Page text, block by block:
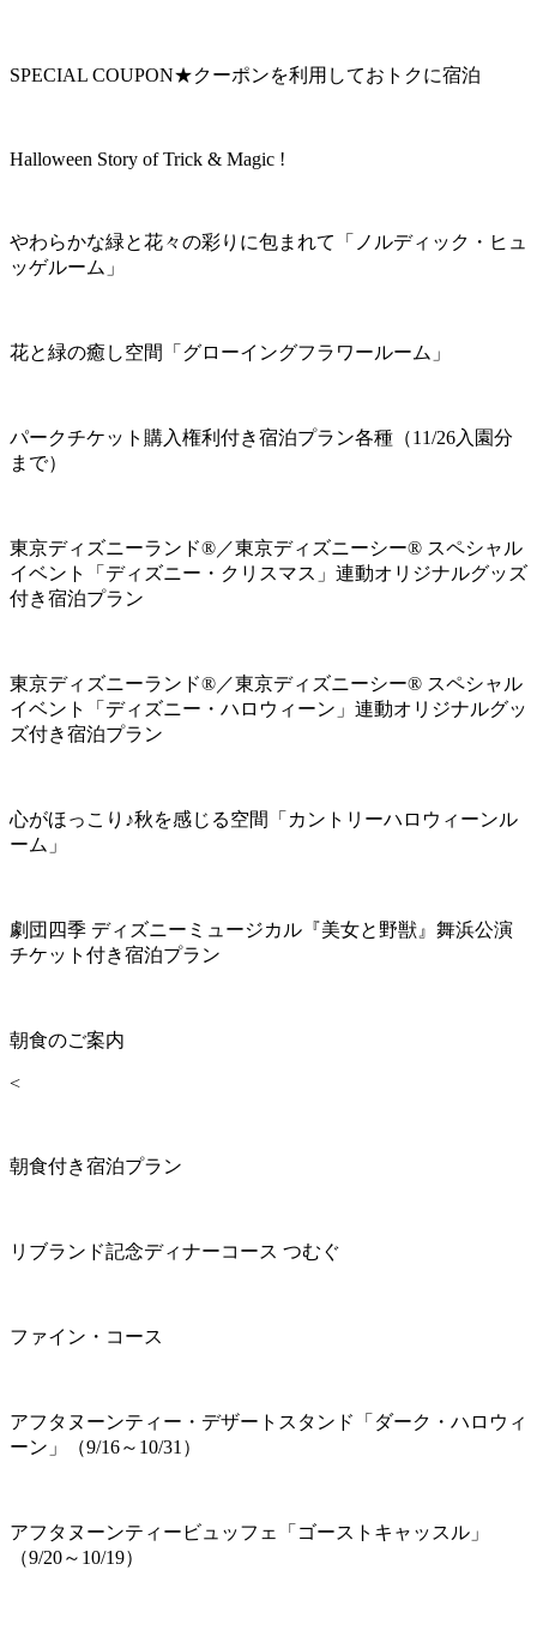
SPECIAL COUPON★クーポンを利用しておトクに宿泊
Halloween Story of Trick & Magic !
やわらかな緑と花々の彩りに包まれて「ノルディック・ヒュ
ッゲルーム」
花と緑の癒し空間「グローイングフラワールーム」
パークチケット購入権利付き宿泊プラン各種（11/26入園分
まで）
東京ディズニーランド®／東京ディズニーシー® スペシャル
イベント「ディズニー・クリスマス」連動オリジナルグッズ
付き宿泊プラン
東京ディズニーランド®／東京ディズニーシー® スペシャル
イベント「ディズニー・ハロウィーン」連動オリジナルグッ
ズ付き宿泊プラン
心がほっこり♪秋を感じる空間「カントリーハロウィーンル
ーム」
劇団四季 ディズニーミュージカル『美女と野獣』舞浜公演
チケット付き宿泊プラン
朝食のご案内
<
朝食付き宿泊プラン
リブランド記念ディナーコース つむぐ
ファイン・コース
アフタヌーンティー・デザートスタンド「ダーク・ハロウィ
ーン」（9/16～10/31）
アフタヌーンティービュッフェ「ゴーストキャッスル」
（9/20～10/19）